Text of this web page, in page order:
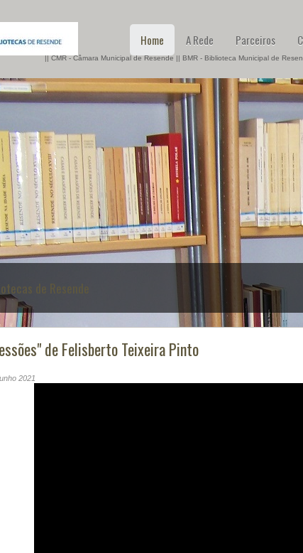
Home A Rede Parceiros
|| CMR - Câmara Municipal de Resende || BMR - Biblioteca Municipal de
RBR
de Felisberto Teixeira Pinto
2021